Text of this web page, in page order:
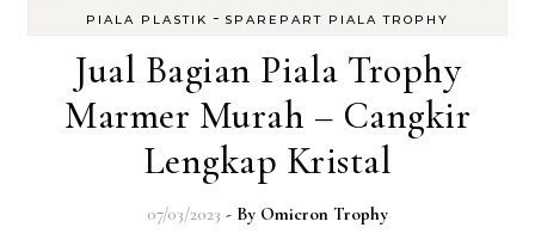
PIALA PLASTIK - SPAREPART PIALA TROPHY
Jual Bagian Piala Trophy
Marmer Murah – Cangkir
Lengkap Kristal
07/03/2023 - By Omicron Trophy